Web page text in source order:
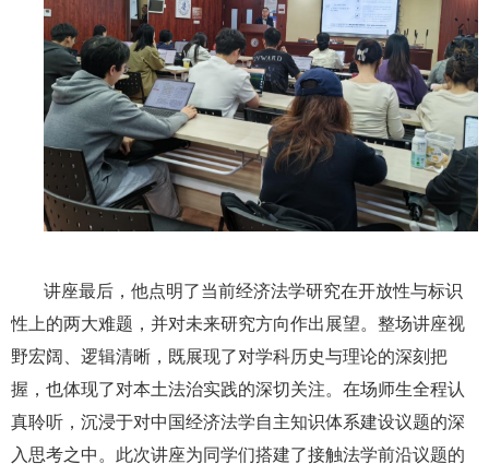
讲座最后，他点明了当前经济法学研究在开放性与标识
性上的两大难题，并对未来研究方向作出展望。整场讲座视
野宏阔、逻辑清晰，既展现了对学科历史与理论的深刻把
握，也体现了对本土法治实践的深切关注。在场师生全程认
真聆听，沉浸于对中国经济法学自主知识体系建设议题的深
入思考之中。此次讲座为同学们搭建了接触法学前沿议题的